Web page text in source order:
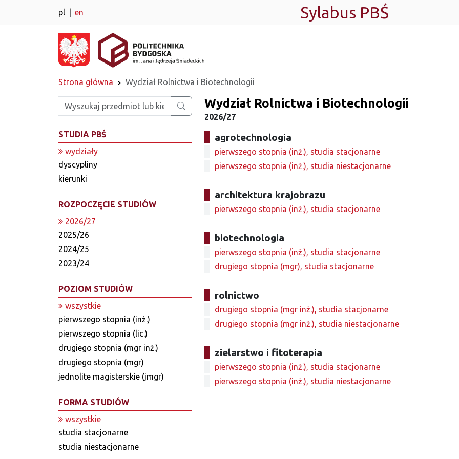
pl en Sylabus PBŚ
Strona główna Wydział Rolnictwa i Biotechnologii
Wpisz szukaną frazę
STUDIA PBŚ
wydziały
dyscypliny
kierunki
ROZPOCZĘCIE STUDIÓW
2026/27
2025/26
2024/25
2023/24
POZIOM STUDIÓW
wszystkie
pierwszego stopnia (inż.)
pierwszego stopnia (lic.)
drugiego stopnia (mgr inż.)
drugiego stopnia (mgr)
jednolite magisterskie (jmgr)
FORMA STUDIÓW
wszystkie
studia stacjonarne
studia niestacjonarne
Wydział Rolnictwa i Biotechnologii
2026/27
agrotechnologia
pierwszego stopnia (inż.), studia stacjonarne
pierwszego stopnia (inż.), studia niestacjonarne
architektura krajobrazu
pierwszego stopnia (inż.), studia stacjonarne
biotechnologia
pierwszego stopnia (inż.), studia stacjonarne
drugiego stopnia (mgr), studia stacjonarne
rolnictwo
drugiego stopnia (mgr inż.), studia stacjonarne
drugiego stopnia (mgr inż.), studia niestacjonarne
zielarstwo i fitoterapia
pierwszego stopnia (inż.), studia stacjonarne
pierwszego stopnia (inż.), studia niestacjonarne